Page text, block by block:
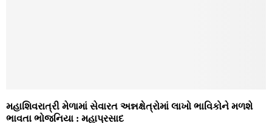
મહાશિવરાત્રી મેળામાં સેવારત અન્નક્ષેત્રોમાં લાખો ભાવિકોને મળશે
ભાવતા ભોજનિયા : મહાપ્રસાદ